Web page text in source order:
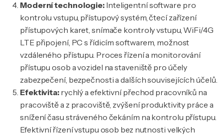
Moderní technologie: Inteligentní software pro
kontrolu vstupu, přístupový systém, čtecí zařízení
přístupových karet, snímače kontroly vstupu, WiFi/4G
LTE připojení, PC s řídicím softwarem, možnost
vzdáleného přístupu. Proces řízení a monitorování
přístupu osob a vozidel na staveniště pro účely
zabezpečení, bezpečnosti a dalších souvisejících účelů.
Efektivita:rychlý a efektivní přechod pracovníků na
pracoviště a z pracoviště, zvýšení produktivity práce a
snížení času stráveného čekáním na kontrolu přístupu.
Efektivní řízení vstupu osob bez nutnosti velkých